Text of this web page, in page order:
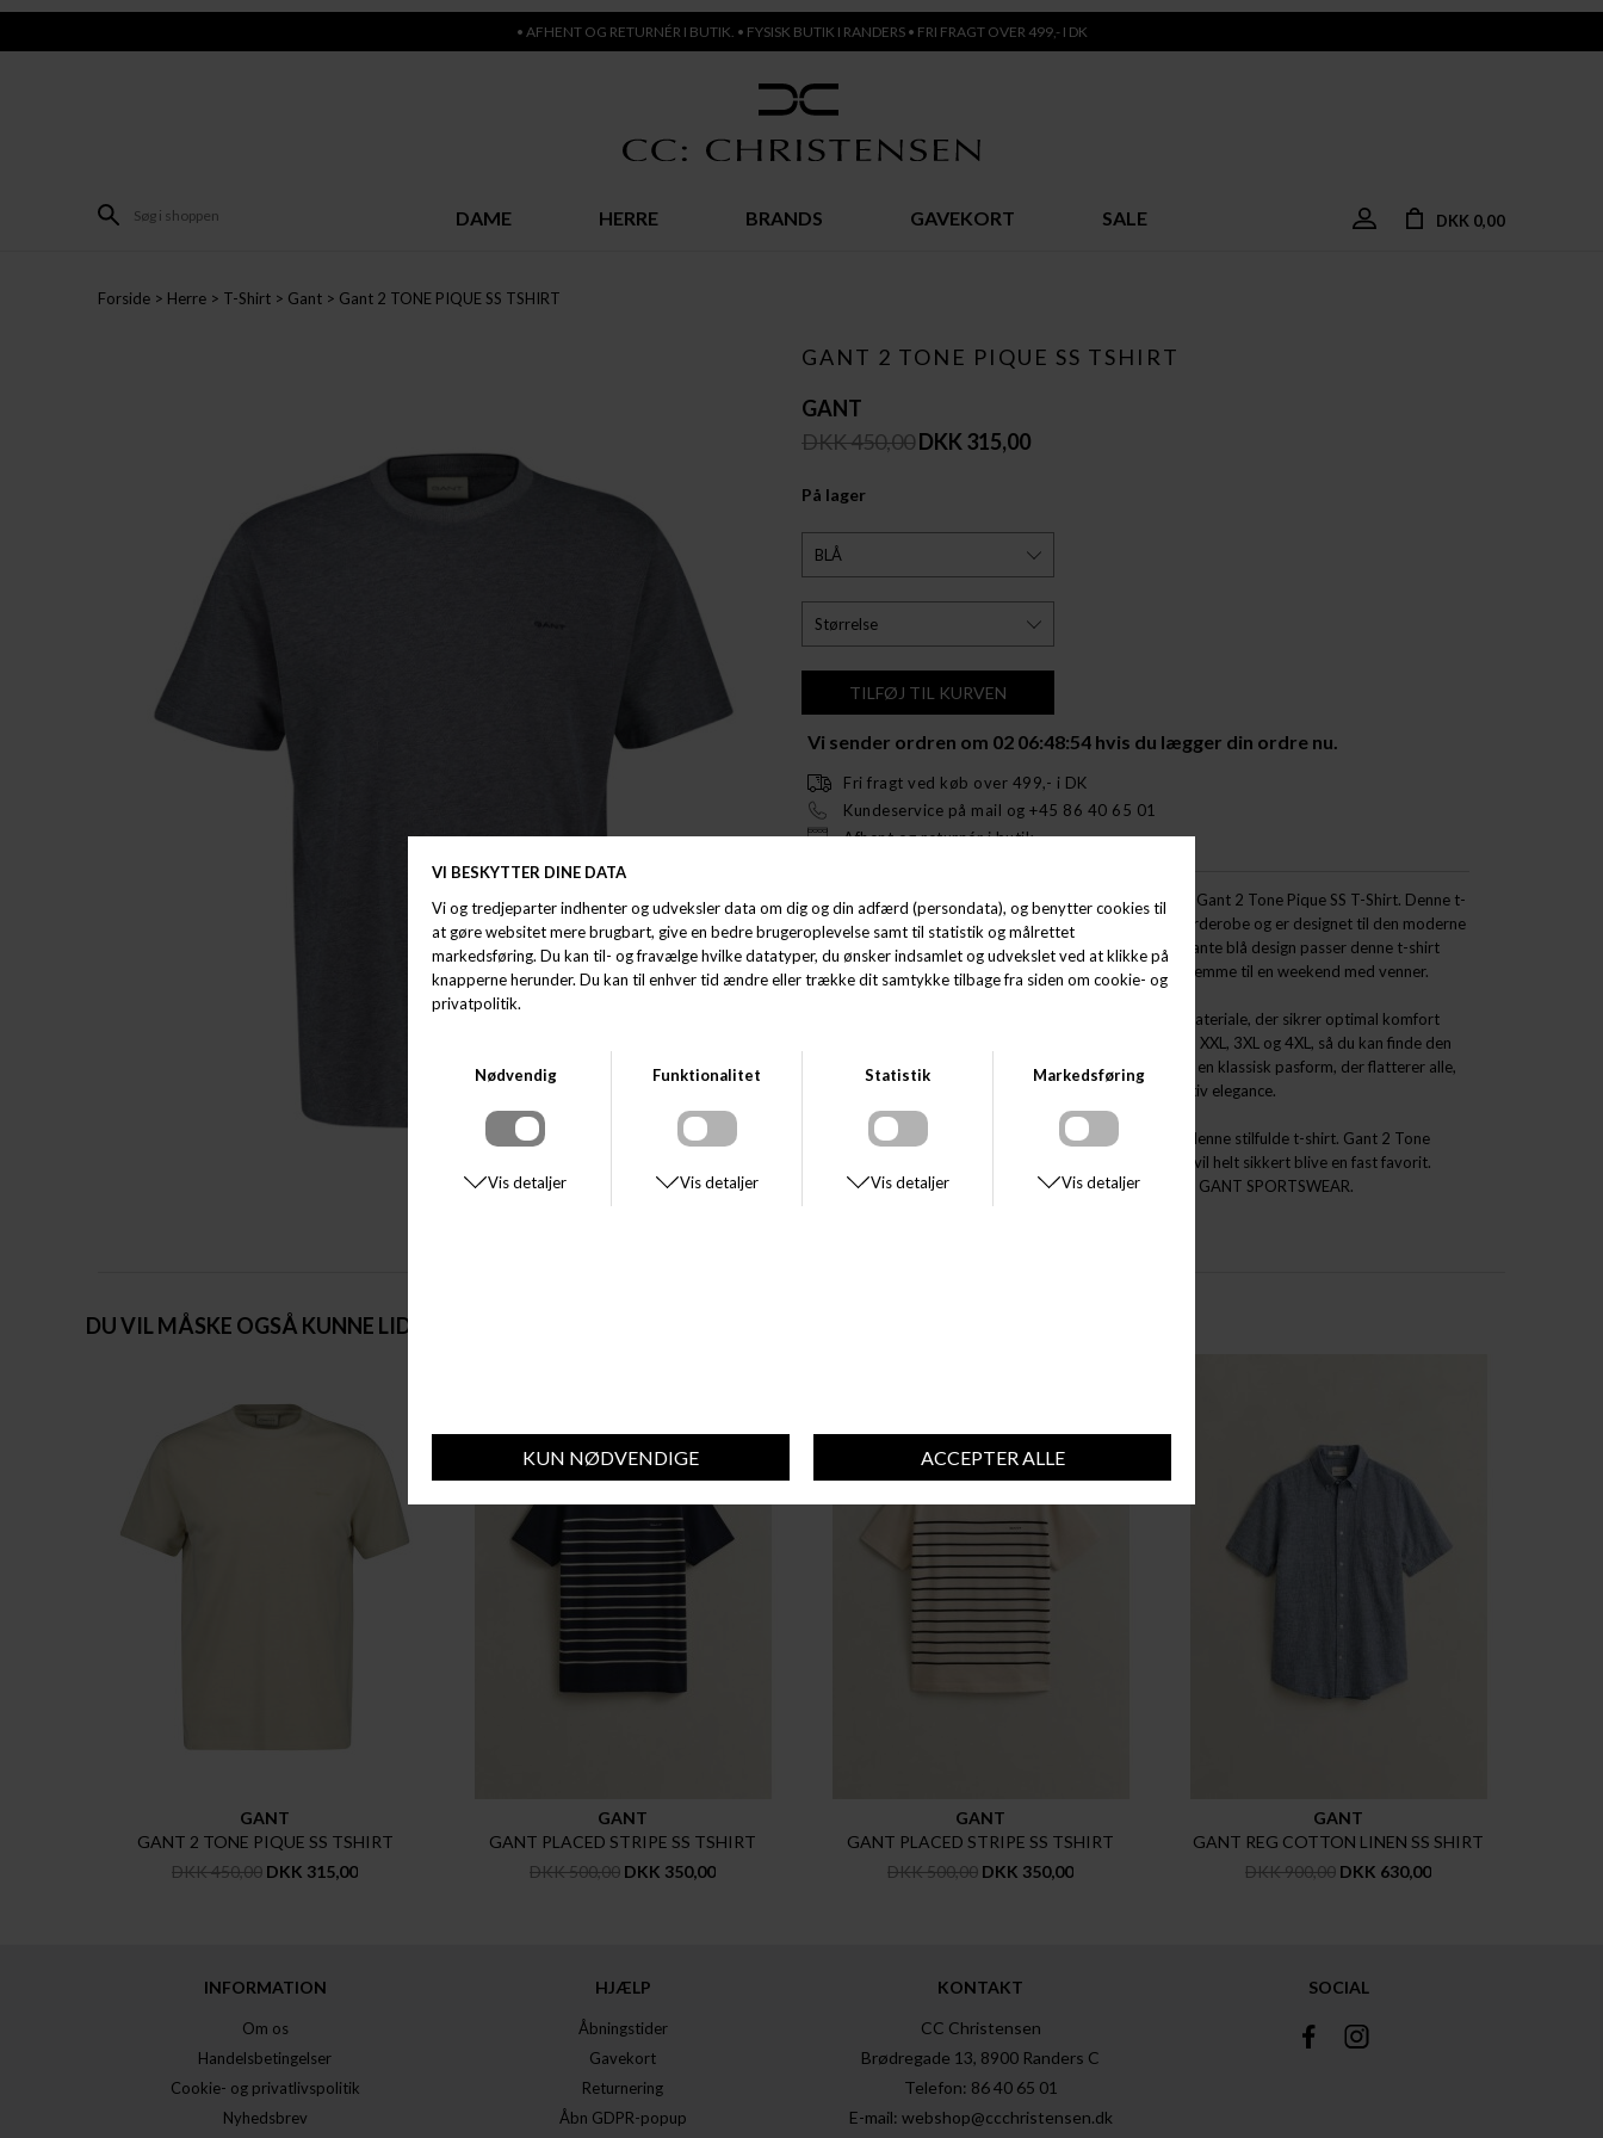
• AFHENT OG RETURNÉR I BUTIK. • FYSISK BUTIK I RANDERS • FRI FRAGT OVER 499,- I DK
DAME HERRE BRANDS GAVEKORT SALE DKK 0,00
Forside Herre T-Shirt Gant Gant 2 TONE PIQUE SS TSHIRT
GANT 2 TONE PIQUE SS TSHIRT
GANT
DKK 450,00DKK 315,00
På lager
Vi sender ordren om 02 06:48:54 hvis du lægger din ordre nu.
Fri fragt ved køb over 499,- i DK
Kundeservice på mail og +45 86 40 65 01
Afhent og returnér i butik.
Opdag den perfekte kombination af stil og komfort med Gant 2 Tone Pique SS T-Shirt. Denne t-
shirt fra GANT SPORTSWEAR er en ny tilføjelse til din garderobe og er designet til den moderne
mand, der værdsætter både kvalitet og stil. Med sit elegante blå design passer denne t-shirt
perfekt til enhver lejlighed, lige fra en afslappet dag derhjemme til en weekend med venner.
Gant 2 Tone Pique T-Shirt er lavet af blødt og åndbart materiale, der sikrer optimal komfort
hele dagen lang. Den er tilgængelig i størrelserne M, L, XL, XXL, 3XL og 4XL, så du kan finde den
perfekte pasform uanset din kropsbygning. T-shirten har en klassisk pasform, der flatterer alle,
og den karakteristiske Gant-logo tilføjer et strejf af sportiv elegance.
Gør dig selv en tjeneste og opdater din garderobe med denne stilfulde t-shirt. Gant 2 Tone
Pique SS T-Shirt er ideel til både hverdag og fest, og den vil helt sikkert blive en fast favorit.
Bestil din i dag og oplev, hvordan kvalitet møder stil med GANT SPORTSWEAR.
DU VIL MÅSKE OGSÅ KUNNE LIDE DISSE STYLES
GANT
GANT 2 TONE PIQUE SS TSHIRT
DKK 450,00 DKK 315,00
GANT
GANT PLACED STRIPE SS TSHIRT
DKK 500,00 DKK 350,00
GANT
GANT PLACED STRIPE SS TSHIRT
DKK 500,00 DKK 350,00
GANT
GANT REG COTTON LINEN SS SHIRT
DKK 900,00 DKK 630,00
INFORMATION
Om os
Handelsbetingelser
Cookie- og privatlivspolitik
Nyhedsbrev
HJÆLP
Åbningstider
Gavekort
Returnering
Åbn GDPR-popup
KONTAKT
CC Christensen
Brødregade 13, 8900 Randers C
Telefon: 86 40 65 01
E-mail: webshop@ccchristensen.dk
SOCIAL